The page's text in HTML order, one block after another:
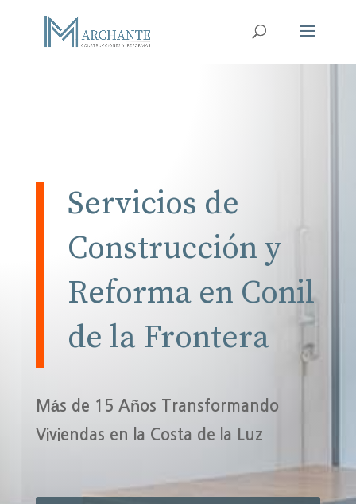
Servicios de
Construcción y
Reforma en Conil
de la Frontera
Más de 15 Años Transformando
Viviendas en la Costa de la Luz